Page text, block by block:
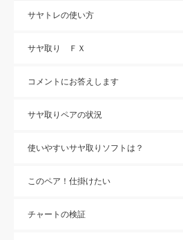
サヤトレの使い方
サヤ取り ＦＸ
コメントにお答えします
サヤ取りペアの状況
使いやすいサヤ取りソフトは？
このペア！仕掛けたい
チャートの検証